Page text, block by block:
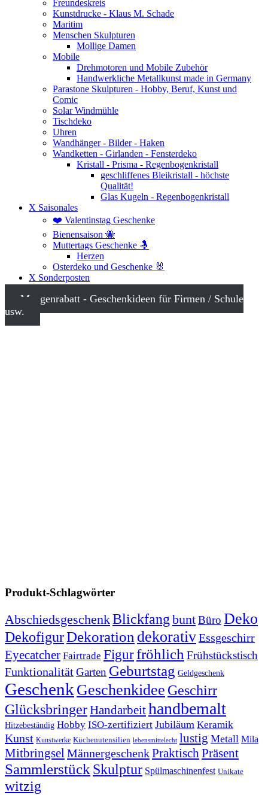
Freundeskreis
Kunstdrucke - Klaus M. Schade
Maritim
Menschen Skulpturen
Mollige Damen
Mobile
Drehmotoren und Mobile Zubehör
Handwerkliche Metallkunst made in Germany
Parastone Skulpturen - Hobby, Beruf, Kunst und
Comic
Solar Windmühle
Tischdeko
Uhren
Wandhänger - Bilder - Haken
Wandketten - Girlanden - Fensterdeko
Kristall - Prisma - Regenbogenkristall
geschliffenes Bleikristall - höchste
Qualität!
Glas Kugeln - Regenbogenkristall
X Saisonales
❤️ Valentinstag Geschenke
Bienensaison 🐝
Muttertags Geschenke 🤱
Herzen
Osterdeko und Geschenke 🐰
X Sonderposten
Mengenrabatt - Geschenkideen für Firmen / Schule
usw.
Produkt-Schlagwörter
AbschiedsgeschenkBlickfang buntBüro Deko
DekofigurDekoration dekorativEssgeschirr
Eyecatcher Fairtrade Figurfröhlich Frühstückstisch
FunktionalitätGarten Geburtstag Geldgeschenk
Geschenk Geschenkidee Geschirr
GlücksbringerHandarbeithandbemalt
Hitzebeständig Hobby ISO-zertifiziert Jubiläum Keramik
Kunst Kunstwerke Küchenutensilien lebensmittelecht lustig Metall Mila
MitbringselMännergeschenkPraktischPräsent
Sammlerstück Skulptur Spülmaschinenfest Unikate
witzig